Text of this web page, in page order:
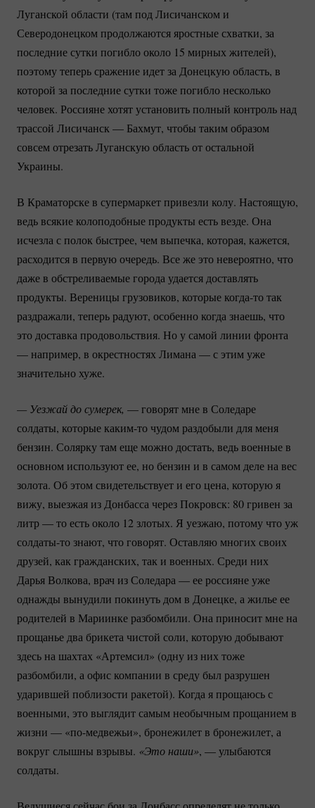
Луганской области (там под Лисичанском и
Северодонецком продолжаются яростные схватки, за
последние сутки погибло около 15 мирных жителей),
поэтому теперь сражение идет за Донецкую область, в
которой за последние сутки тоже погибло несколько
человек. Россияне хотят установить полный контроль над
трассой Лисичанск — Бахмут, чтобы таким образом
совсем отрезать Луганскую область от остальной
Украины.
В Краматорске в супермаркет привезли колу. Настоящую,
ведь всякие колоподобные продукты есть везде. Она
исчезла с полок быстрее, чем выпечка, которая, кажется,
расходится в первую очередь. Все же это невероятно, что
даже в обстреливаемые города удается доставлять
продукты. Вереницы грузовиков, которыекогда-тотак
раздражали, теперь радуют, особенно когда знаешь, что
это доставка продовольствия. Но у самой линии фронта
— например, в окрестностях Лимана — с этим уже
значительно хуже.
— Уезжай до сумерек, — говорят мне в Соледаре
солдаты, которыекаким-точудом раздобыли для меня
бензин. Солярку там еще можно достать, ведь военные в
основном используют ее, но бензин и в самом деле на вес
золота. Об этом свидетельствует и его цена, которую я
вижу, выезжая из Донбасса через Покровск: 80 гривен за
литр — то есть около 12 злотых. Я уезжаю, потому что уж
солдаты-то знают, что говорят. Оставляю многих своих
друзей, как гражданских, так и военных. Среди них
Дарья Волкова, врач из Соледара — ее россияне уже
однажды вынудили покинуть дом в Донецке, а жилье ее
родителей в Мариинке разбомбили. Она приносит мне на
прощанье два брикета чистой соли, которую добывают
здесь на шахтах «Артемсил» (одну из них тоже
разбомбили, а офис компании в среду был разрушен
ударившей поблизости ракетой). Когда я прощаюсь с
военными, это выглядит самым необычным прощанием в
жизни — «по-медвежьи», бронежилет в бронежилет, а
вокруг слышны взрывы. «Это наши», — улыбаются
солдаты.